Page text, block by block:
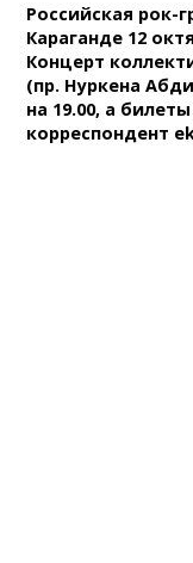
Российская рок-
Караганде 12
Концерт
(пр. Нуркена
на 19.00, а
корреспондент